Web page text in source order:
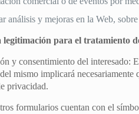
análisis y mejoras en la Web,
legitimación para el tratamiento
y consentimiento del interesado:
mismo implicará
privacidad.
formularios cuentan con el